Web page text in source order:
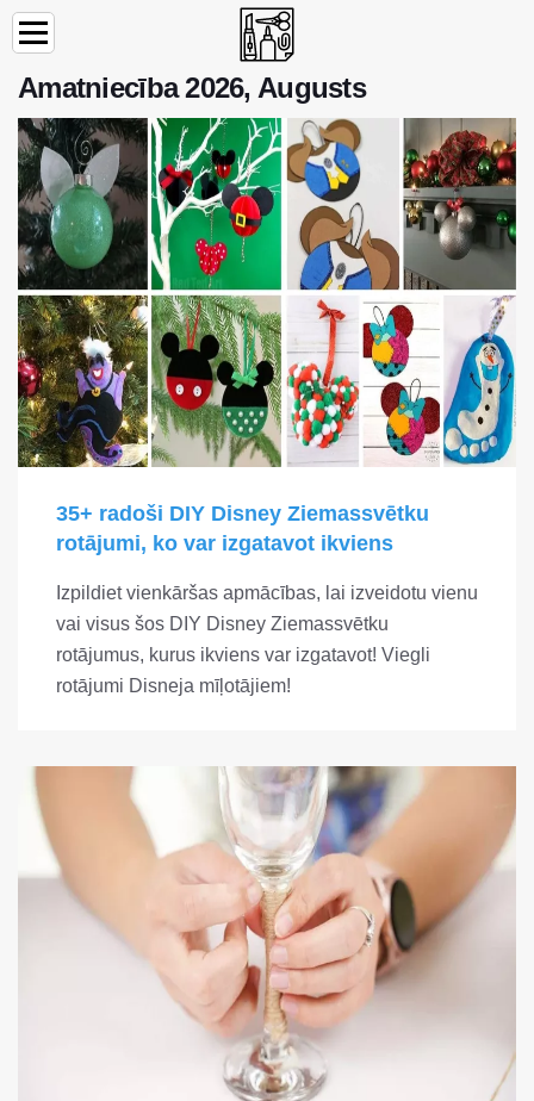
Amatniecība 2026, Augusts
35+ radoši DIY Disney Ziemassvētku
rotājumi, ko var izgatavot ikviens
Izpildiet vienkāršas apmācības, lai izveidotu vienu
vai visus šos DIY Disney Ziemassvētku
rotājumus, kurus ikviens var izgatavot! Viegli
rotājumi Disneja mīļotājiem!